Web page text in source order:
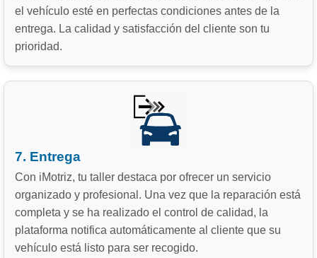
el vehículo esté en perfectas condiciones antes de la
entrega. La calidad y satisfacción del cliente son tu
prioridad.
7. Entrega
Con iMotriz, tu taller destaca por ofrecer un servicio
organizado y profesional. Una vez que la reparación está
completa y se ha realizado el control de calidad, la
plataforma notifica automáticamente al cliente que su
vehículo está listo para ser recogido.